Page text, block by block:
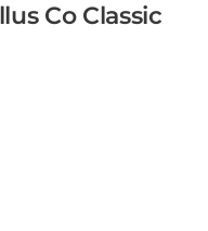
Co Classic